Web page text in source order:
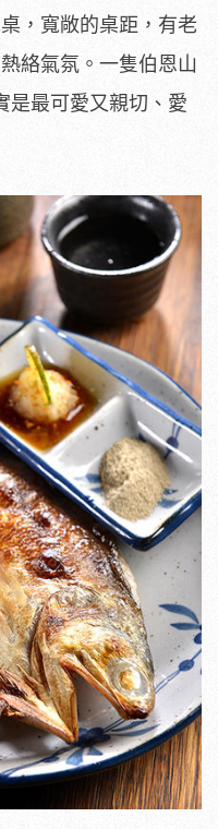
，寬敞的桌距，有老
絡氣氛。一隻伯恩山
是最可愛又親切、愛